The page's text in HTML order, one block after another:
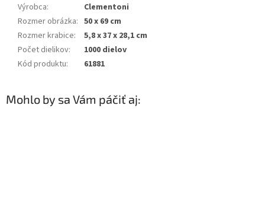
Výrobca:
Clementoni
Rozmer obrázka: 50 x 69 cm
Rozmer krabice:
5,8 x 37 x 28,1 cm
Počet dielikov:
1000 dielov
Kód produktu: 61881
Mohlo by sa Vám páčiť aj: